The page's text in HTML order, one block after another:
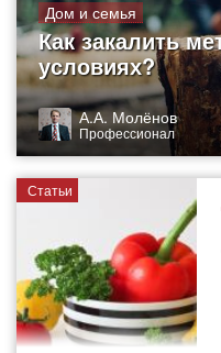
Дом и семья
Как закалить
условиях?
А.А. Молёнов
Профессионал
Статьи